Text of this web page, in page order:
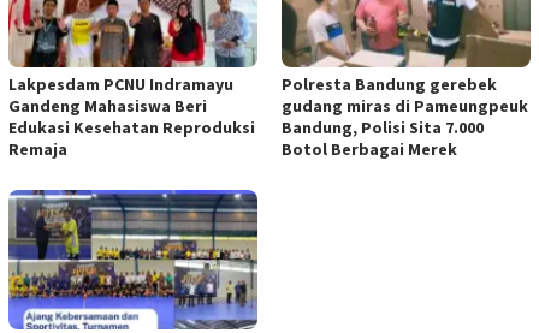
Lakpesdam PCNU Indramayu
Gandeng Mahasiswa Beri
Edukasi Kesehatan Reproduksi
Remaja
Polresta Bandung gerebek
gudang miras di Pameungpeuk
Bandung, Polisi Sita 7.000
Botol Berbagai Merek